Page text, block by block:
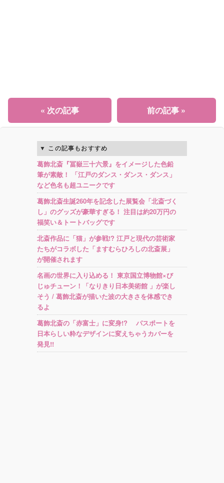
前の記事 »
« 次の記事
この記事もおすすめ
葛飾北斎『冨嶽三十六景』をイメージした色鉛
筆が素敵！ 「江戸のダンス・ダンス・ダンス」
など色名も超ユニークです
葛飾北斎生誕260年を記念した展覧会「北斎づく
し」のグッズが豪華すぎる！ 注目は約20万円の
福笑い＆トートバッグです
北斎作品に「猫」が参戦!? 江戸と現代の芸術家
たちがコラボした「ますむらひろしの北斎展」
が開催されます
名画の世界に入り込める！ 東京国立博物館×び
じゅチューン！「なりきり日本美術館 」が楽し
そう / 葛飾北斎が描いた波の大きさを体感でき
るよ
葛飾北斎の「赤富士」に変身!? パスポートを
日本らしい粋なデザインに変えちゃうカバーを
発見!!